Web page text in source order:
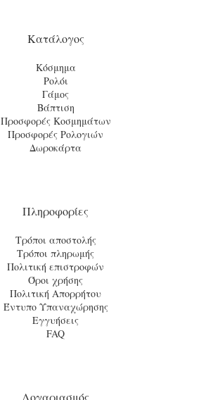
Κατάλογος
Κόσμημα
Ρολόι
Γάμος
Βάπτιση
Προσφορές Κοσμημάτων
Προσφορές Ρολογιών
Δωροκάρτα
Πληροφορίες
Τρόποι αποστολής
Τρόποι πληρωμής
Πολιτική επιστροφών
Όροι χρήσης
Πολιτική Απορρήτου
Έντυπο Υπαναχώρησης
Εγγυήσεις
FAQ
Λογαριασμός